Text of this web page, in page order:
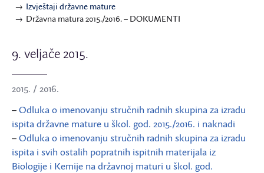
Izvještaji državne mature
Državna matura 2015./2016. – DOKUMENTI
9. veljače 2015.
2015. / 2016.
–Odluka o imenovanju stručnih radnih skupina za izradu
ispita državne mature u škol. god. 2015./2016. i naknadi
–Odluka o imenovanju stručnih radnih skupina za izradu
ispita i svih ostalih popratnih ispitnih materijala iz
Biologije i Kemije na državnoj maturi u škol. god.